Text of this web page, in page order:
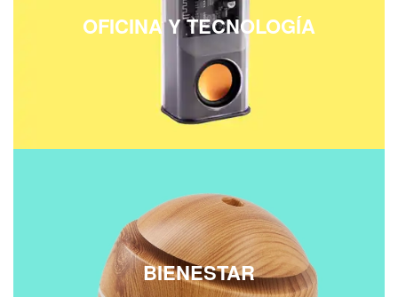
OFICINA Y TECNOLOGÍA
BIENESTAR